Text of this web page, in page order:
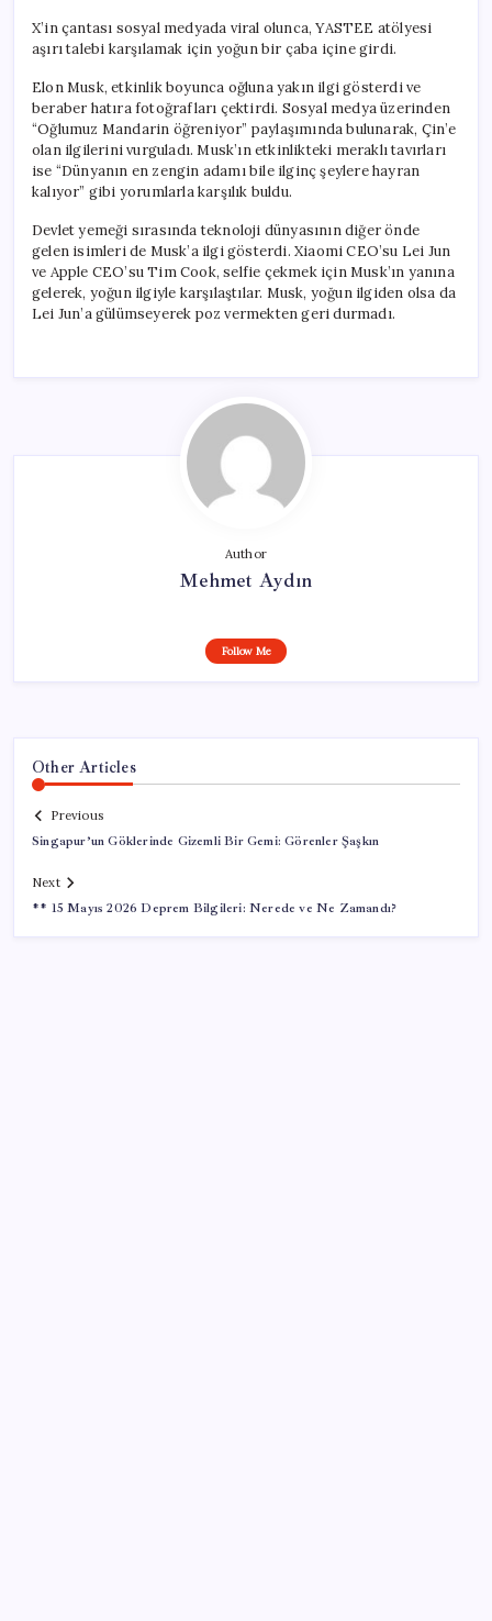
X’in çantası sosyal medyada viral olunca, YASTEE atölyesi
aşırı talebi karşılamak için yoğun bir çaba içine girdi.
Elon Musk, etkinlik boyunca oğluna yakın ilgi gösterdi ve
beraber hatıra fotoğrafları çektirdi. Sosyal medya üzerinden
“Oğlumuz Mandarin öğreniyor” paylaşımında bulunarak, Çin’e
olan ilgilerini vurguladı. Musk’ın etkinlikteki meraklı tavırları
ise “Dünyanın en zengin adamı bile ilginç şeylere hayran
kalıyor” gibi yorumlarla karşılık buldu.
Devlet yemeği sırasında teknoloji dünyasının diğer önde
gelen isimleri de Musk’a ilgi gösterdi. Xiaomi CEO’su Lei Jun
ve Apple CEO’su Tim Cook, selfie çekmek için Musk’ın yanına
gelerek, yoğun ilgiyle karşılaştılar. Musk, yoğun ilgiden olsa da
Lei Jun’a gülümseyerek poz vermekten geri durmadı.
Author
Mehmet Aydın
Follow Me
Other Articles
Previous
Singapur’un Göklerinde Gizemli Bir Gemi: Görenler Şaşkın
Next
** 15 Mayıs 2026 Deprem Bilgileri: Nerede ve Ne Zamandı?